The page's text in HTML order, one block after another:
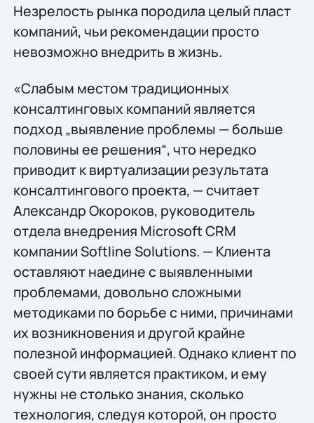
Незрелость рынка породила целый пласт
компаний, чьи рекомендации просто
невозможно внедрить в жизнь.
«Слабым местом традиционных
консалтинговых компаний является
подход „выявление проблемы — больше
половины ее решения“, что нередко
приводит к виртуализации результата
консалтингового проекта, — считает
Александр Окороков, руководитель
отдела внедрения Microsoft CRM
компании Softline Solutions. — Клиента
оставляют наедине с выявленными
проблемами, довольно сложными
методиками по борьбе с ними, причинами
их возникновения и другой крайне
полезной информацией. Однако клиент по
своей сути является практиком, и ему
нужны не столько знания, сколько
технология, следуя которой, он просто